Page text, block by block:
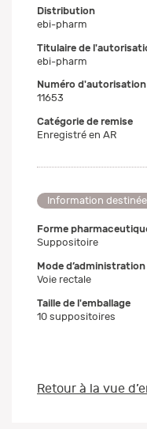
Distribution
ebi-pharm
Titulaire de
ebi-pharm
Numéro d'autorisation
11653
Catégorie de remise
Enregistré en AR
Information
Forme
Suppositoire
Mode d’administration
Voie rectale
Taille de l'emballage
10 suppositoires
Retour à la vue